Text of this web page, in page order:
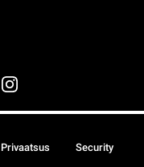
Privaatsus Security